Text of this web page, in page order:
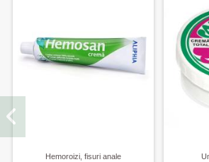
Hemoroizi, fisuri anale